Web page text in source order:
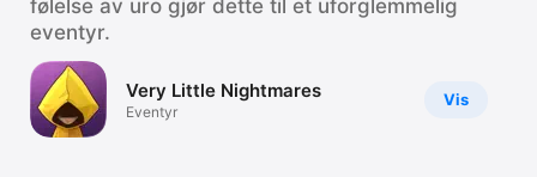
følelse av uro gjør dette til et uforglemmelig
eventyr.
Vis
Very Little Nightmares
Eventyr